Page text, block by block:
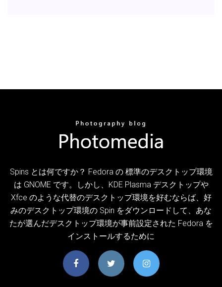
Spins とは何ですか？ Fedora の 標準のデスクトップ環境
は GNOME です。しかし、KDE Plasma デスクトップや
Xfce のような代替のデスクトップ環境を好むならば、好
みのデスクトップ環境の Spin をダウンロードして、あな
たが選んだデスクトップ環境が事前設定された Fedora を
インストールするために